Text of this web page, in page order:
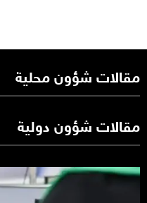
مقالات شؤون محلية
مقالات شؤون دولية